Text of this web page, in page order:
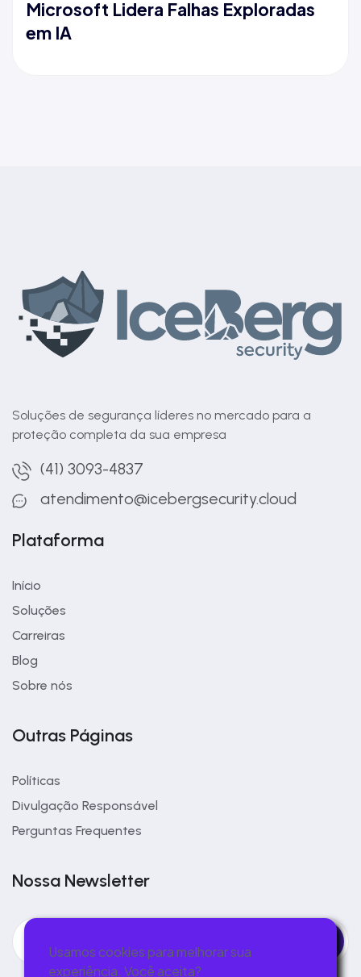
Usamos cookies para melhorar sua
experiência. Você aceita?
Microsoft Lidera Falhas Exploradas
em IA
Soluções de segurança líderes no mercado para a
proteção completa da sua empresa
(41) 3093-4837
atendimento@icebergsecurity.cloud
Plataforma
Início
Soluções
Carreiras
Blog
Sobre nós
Outras Páginas
Políticas
Divulgação Responsável
Perguntas Frequentes
Nossa Newsletter